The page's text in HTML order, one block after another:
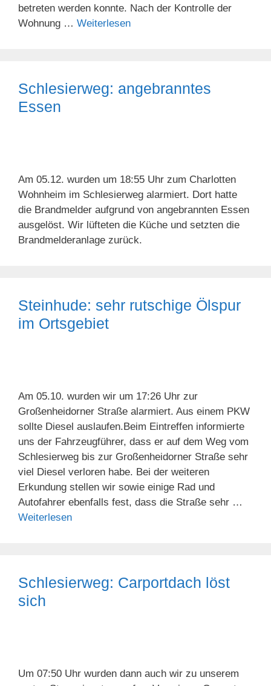
betreten werden konnte. Nach der Kontrolle der
Wohnung … Weiterlesen
Schlesierweg: angebranntes
Essen
Am 05.12. wurden um 18:55 Uhr zum Charlotten
Wohnheim im Schlesierweg alarmiert. Dort hatte
die Brandmelder aufgrund von angebrannten Essen
ausgelöst. Wir lüfteten die Küche und setzten die
Brandmelderanlage zurück.
Steinhude: sehr rutschige Ölspur
im Ortsgebiet
Am 05.10. wurden wir um 17:26 Uhr zur
Großenheidorner Straße alarmiert. Aus einem PKW
sollte Diesel auslaufen.Beim Eintreffen informierte
uns der Fahrzeugführer, dass er auf dem Weg vom
Schlesierweg bis zur Großenheidorner Straße sehr
viel Diesel verloren habe. Bei der weiteren
Erkundung stellen wir sowie einige Rad und
Autofahrer ebenfalls fest, dass die Straße sehr …
Weiterlesen
Schlesierweg: Carportdach löst
sich
Um 07:50 Uhr wurden dann auch wir zu unserem